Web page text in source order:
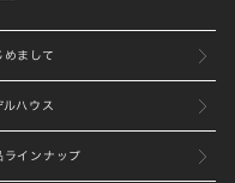
めまして
ルハウス
ラインナップ